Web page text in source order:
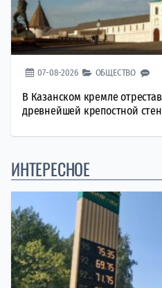
07-08-2026 ОБЩЕСТВО
В Казанском кремле
древнейшей крепостной
ИНТЕРЕСНОЕ